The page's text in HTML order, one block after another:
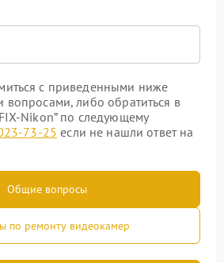
с приведенными ниже
вопросами, либо обратиться в
Nikon” по следующему
73-25 если не нашли ответ на
Общие вопросы
по ремонту видеокамер